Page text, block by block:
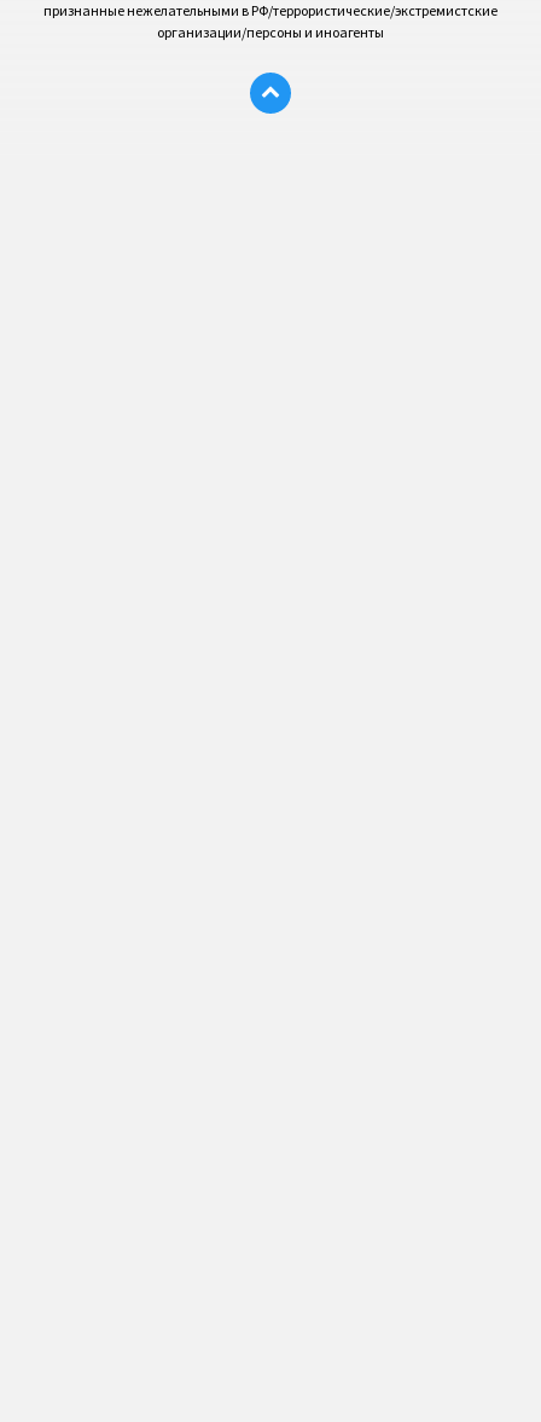
признанные нежелательными в РФ/террористические/экстремистские
организации/персоны и иноагенты